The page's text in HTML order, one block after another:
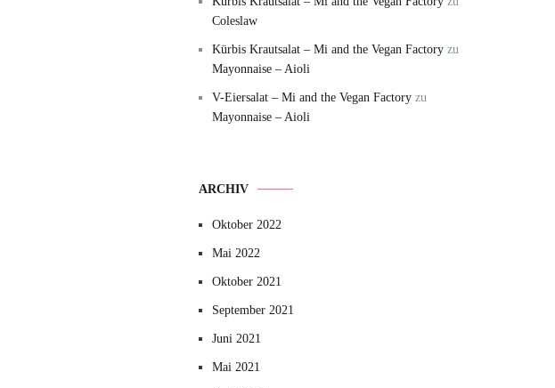
Coleslaw
Kürbis Krautsalat – Mi and the Vegan Factory zu
Mayonnaise – Aioli
V-Eiersalat – Mi and the Vegan Factory zu
Mayonnaise – Aioli
ARCHIV
Oktober 2022
Mai 2022
Oktober 2021
September 2021
Juni 2021
Mai 2021